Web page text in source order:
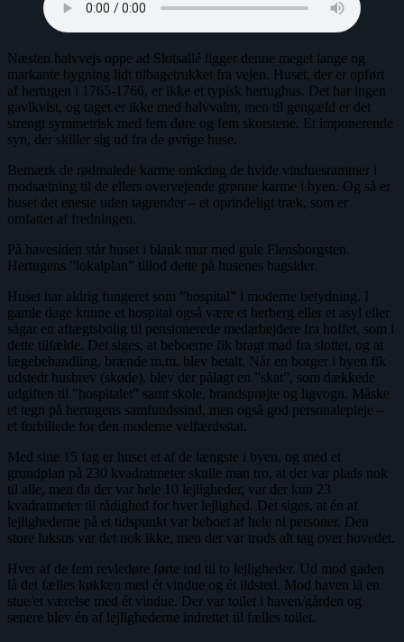
Næsten halvvejs oppe ad Slotsallé ligger denne meget lange og
markante bygning lidt tilbagetrukket fra vejen. Huset, der er opført
af hertugen i 1765-1766, er ikke et typisk hertughus. Det har ingen
gavlkvist, og taget er ikke med halvvalm, men til gengæld er det
strengt symmetrisk med fem døre og fem skorstene. Et imponerende
syn, der skiller sig ud fra de øvrige huse.
Bemærk de rødmalede karme omkring de hvide vinduesrammer i
modsætning til de ellers overvejende grønne karme i byen. Og så er
huset det eneste uden tagrender – et oprindeligt træk, som er
omfattet af fredningen.
På havesiden står huset i blank mur med gule Flensborgsten.
Hertugens ”lokalplan” tillod dette på husenes bagsider.
Huset har aldrig fungeret som ”hospital” i moderne betydning. I
gamle dage kunne et hospital også være et herberg eller et asyl eller
sågar en aftægtsbolig til pensionerede medarbejdere fra hoffet, som i
dette tilfælde. Det siges, at beboerne fik bragt mad fra slottet, og at
lægebehandling, brænde m.m. blev betalt. Når en borger i byen fik
udstedt husbrev (skøde), blev der pålagt en ”skat”, som dækkede
udgiften til ”hospitalet” samt skole, brandsprøjte og ligvogn. Måske
et tegn på hertugens samfundssind, men også god personalepleje –
et forbillede for den moderne velfærdsstat.
Med sine 15 fag er huset et af de længste i byen, og med et
grundplan på 230 kvadratmeter skulle man tro, at der var plads nok
til alle, men da der var hele 10 lejligheder, var der kun 23
kvadratmeter til rådighed for hver lejlighed. Det siges, at én af
lejlighederne på et tidspunkt var beboet af hele ni personer. Den
store luksus var det nok ikke, men der var trods alt tag over hovedet.
Hver af de fem revledøre førte ind til to lejligheder. Ud mod gaden
lå det fælles køkken med ét vindue og ét ildsted. Mod haven lå en
stue/et værelse med ét vindue. Der var toilet i haven/gården og
senere blev én af lejlighederne indrettet til fælles toilet.